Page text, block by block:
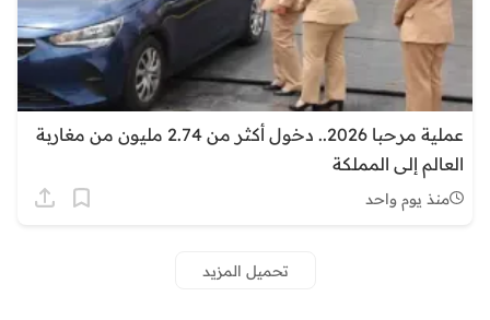
عملية مرحبا 2026.. دخول أكثر من 2.74 مليون من مغاربة
العالم إلى المملكة
منذ يوم واحد
تحميل المزيد